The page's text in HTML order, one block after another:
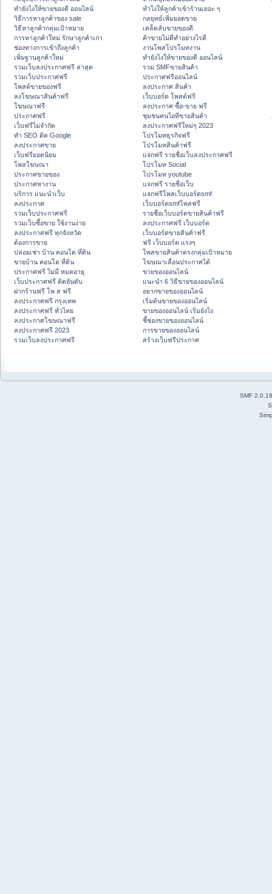
ทํายังไงให้ขายของดี ออนไลน์
วิธีการหาลูกค้าของ sale
วิธีหาลูกค้ากลุ่มเป้าหมาย
การหาลูกค้าใหม่ รักษาลูกค้าเก่า
ช่องทางการเข้าถึงลูกค้า
เพิ่มฐานลูกค้าใหม่
รวมเว็บลงประกาศฟรี ล่าสุด
รวมเว็บประกาศฟรี
โพสต์ขายของฟรี
ลงโฆษณาสินค้าฟรี
โฆษณาฟรี
ประกาศฟรี
เว็บฟรีไม่จำกัด
ทำ SEO ติด Google
ลงประกาศขาย
เว็บฟรียอดนิยม
โพสโฆษณา
ประกาศขายของ
ประกาศหางาน
บริการ แนะนำเว็บ
ลงประกาศ
รวมเว็บประกาศฟรี
รวมเว็บซื้อขาย ใช้งานง่าย
ลงประกาศฟรี ทุกจังหวัด
ต้องการขาย
ปล่อยเช่า บ้าน คอนโด ที่ดิน
ขายบ้าน คอนโด ที่ดิน
ประกาศฟรี ไม่มี หมดอายุ
เว็บประกาศฟรี ติดอันดับ
ฝากร้านฟรี โพ ส ฟรี
ลงประกาศฟรี กรุงเทพ
ลงประกาศฟรี ทั่วไทย
ลงประกาศโฆษณาฟรี
ลงประกาศฟรี 2023
รวมเว็บลงประกาศฟรี
ทําไงให้ลูกค้าเข้าร้านเยอะ ๆ
กลยุทธ์เพิ่มยอดขาย
เคล็ดลับขายของดี
ค้าขายไม่ดีทำอย่างไรดี
งานโพสโปรโมทงาน
ทํายังไงให้ขายของดี ออนไลน์
รวม SMFขายสินค้า
ประกาศฟรีออนไลน์
ลงประกาศ สินค้า
เว็บบอร์ด โพสต์ฟรี
ลงประกาศ ซื้อ-ขาย ฟรี
ชุมชนคนไอทีขายสินค้า
ลงประกาศฟรีใหม่ๆ 2023
โปรโมทธุรกิจฟรี
โปรโมทสินค้าฟรี
แจกฟรี รายชื่อเว็บลงประกาศฟรี
โปรโมท Social
โปรโมท youtube
แจกฟรี รายชื่อเว็บ
แจกฟรีโพสเว็บบอร์ดsmf
เว็บบอร์ดsmfโพสฟรี
รายชื่อเว็บบอร์ดขายสินค้าฟรี
ลงประกาศฟรี เว็บบอร์ด
เว็บบอร์ดขายสินค้าฟรี
ฟรี เว็บบอร์ด แรงๆ
โพสขายสินค้าตรงกลุ่มเป้าหมาย
โฆษณาเลื่อนประกาศได้
ขายของออนไลน์
แนะนำ 6 วิธีขายของออนไลน์
อยากขายของออนไลน์
เริ่มต้นขายของออนไลน์
ขายของออนไลน์ เริ่มยังไง
ชี้ช่องขายของออนไลน์
การขายของออนไลน์
สร้างเว็บฟรีประกาศ
SMF 2.0.18